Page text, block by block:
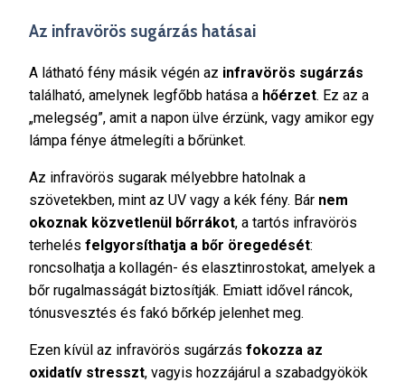
Az infravörös sugárzás hatásai
A látható fény másik végén az infravörös sugárzás
található, amelynek legfőbb hatása a hőérzet. Ez az a
„melegség”, amit a napon ülve érzünk, vagy amikor egy
lámpa fénye átmelegíti a bőrünket.
Az infravörös sugarak mélyebbre hatolnak a
szövetekben, mint az UV vagy a kék fény. Bár nem
okoznak közvetlenül bőrrákot, a tartós infravörös
terhelés felgyorsíthatja a bőr öregedését:
roncsolhatja a kollagén- és elasztinrostokat, amelyek a
bőr rugalmasságát biztosítják. Emiatt idővel ráncok,
tónusvesztés és fakó bőrkép jelenhet meg.
Ezen kívül az infravörös sugárzás fokozza az
oxidatív stresszt, vagyis hozzájárul a szabadgyökök